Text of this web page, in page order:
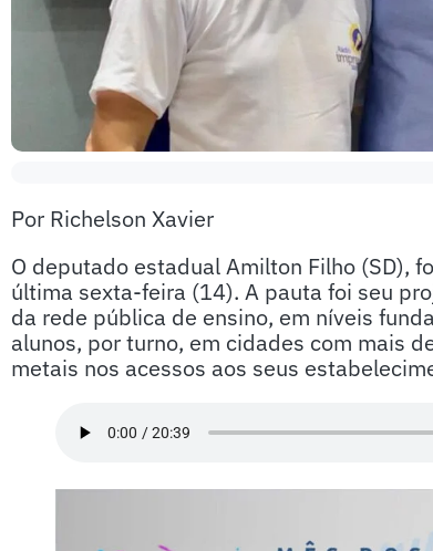
Por Richelson Xavier
O deputado estadual Amilton Filho (SD),
última sexta-feira (14). A pauta foi seu
da rede pública de ensino, em níveis
alunos, por turno, em cidades com mais
metais nos acessos aos seus